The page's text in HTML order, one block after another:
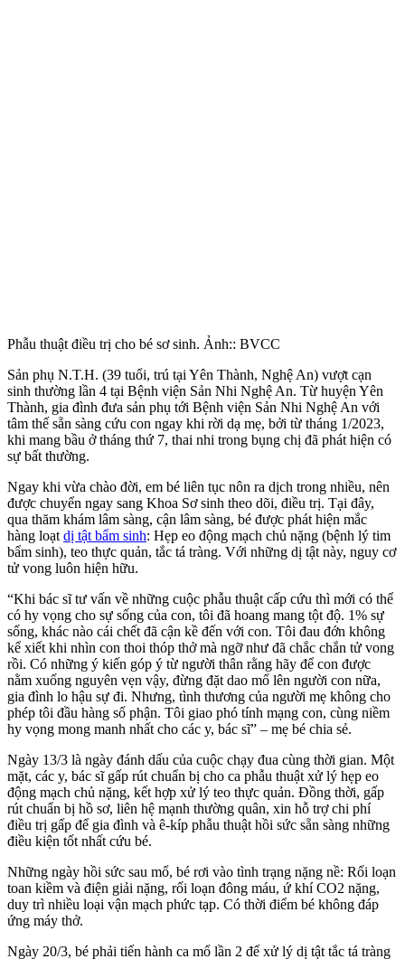
Phẫu thuật điều trị cho bé sơ sinh. Ảnh:: BVCC
Sản phụ N.T.H. (39 tuổi, trú tại Yên Thành, Nghệ An) vượt cạn
sinh thường lần 4 tại Bệnh viện Sản Nhi Nghệ An. Từ huyện Yên
Thành, gia đình đưa sản phụ tới Bệnh viện Sản Nhi Nghệ An với
tâm thế sẵn sàng cứu con ngay khi rời dạ mẹ, bởi từ tháng 1/2023,
khi mang bầu ở tháng thứ 7, thai nhi trong bụng chị đã phát hiện có
sự bất thường.
Ngay khi vừa chào đời, em bé liên tục nôn ra dịch trong nhiều, nên
được chuyển ngay sang Khoa Sơ sinh theo dõi, điều trị. Tại đây,
qua thăm khám lâm sàng, cận lâm sàng, bé được phát hiện mắc
hàng loạt dị tật bẩm sinh: Hẹp eo động mạch chủ nặng (bệnh lý tim
bẩm sinh), teo thực quản, tắc tá tràng. Với những dị tật này, nguy cơ
tử vong luôn hiện hữu.
“Khi bác sĩ tư vấn về những cuộc phẫu thuật cấp cứu thì mới có thể
có hy vọng cho sự sống của con, tôi đã hoang mang tột độ. 1% sự
sống, khác nào cái chết đã cận kề đến với con. Tôi đau đớn không
kể xiết khi nhìn con thoi thóp thở mà ngỡ như đã chắc chắn tử vong
rồi. Có những ý kiến góp ý từ người thân rằng hãy để con được
nằm xuống nguyên vẹn vậy, đừng đặt dao mổ lên người con nữa,
gia đình lo hậu sự đi. Nhưng, tình thương của người mẹ không cho
phép tôi đầu hàng số phận. Tôi giao phó tính mạng con, cùng niềm
hy vọng mong manh nhất cho các y, bác sĩ” – mẹ bé chia sẻ.
Ngày 13/3 là ngày đánh dấu của cuộc chạy đua cùng thời gian. Một
mặt, các y, bác sĩ gấp rút chuẩn bị cho ca phẫu thuật xử lý hẹp eo
động mạch chủ nặng, kết hợp xử lý teo thực quản. Đồng thời, gấp
rút chuẩn bị hồ sơ, liên hệ mạnh thường quân, xin hỗ trợ chi phí
điều trị gấp để gia đình và ê-kíp phẫu thuật hồi sức sẵn sàng những
điều kiện tốt nhất cứu bé.
Những ngày hồi sức sau mổ, bé rơi vào tình trạng nặng nề: Rối loạn
toan kiềm và điện giải nặng, rối loạn đông máu, ứ khí CO2 nặng,
duy trì nhiều loại vận mạch phức tạp. Có thời điểm bé không đáp
ứng máy thở.
Ngày 20/3, bé phải tiến hành ca mổ lần 2 để xử lý dị tật tắc tá tràng